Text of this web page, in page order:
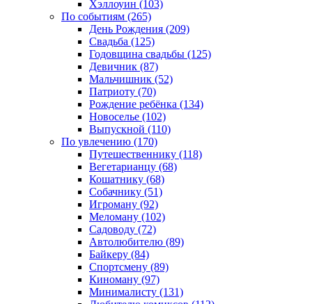
Хэллоуин (103)
По событиям (265)
День Рождения (209)
Свадьба (125)
Годовщина свадьбы (125)
Девичник (87)
Мальчишник (52)
Патриоту (70)
Рождение ребёнка (134)
Новоселье (102)
Выпускной (110)
По увлечению (170)
Путешественнику (118)
Вегетарианцу (68)
Кошатнику (68)
Собачнику (51)
Игроману (92)
Меломану (102)
Садоводу (72)
Автолюбителю (89)
Байкеру (84)
Спортсмену (89)
Киноману (97)
Минималисту (131)